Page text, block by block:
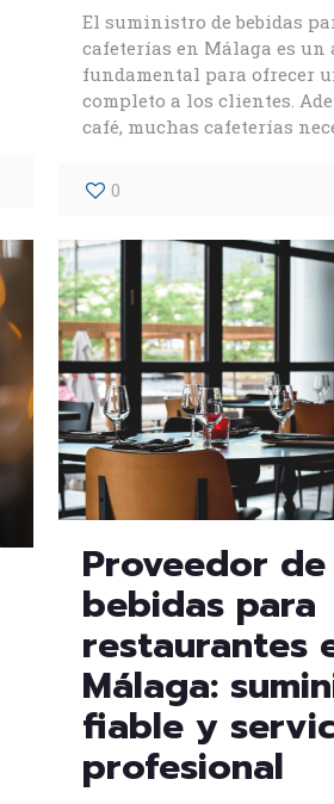
El suministro de bebidas
cafeterías en Málaga es un
fundamental para ofrecer
completo a los clientes.
café, muchas cafeterías
0
Proveedor de
bebidas para
restaurantes
Málaga:
fiable y
profesional